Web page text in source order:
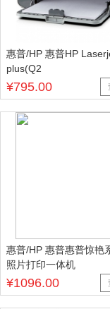
惠普/HP 惠普HP
plus(Q2
¥795.00
惠普/HP 惠普惠普惊艳
照片打印一体机
¥1096.00